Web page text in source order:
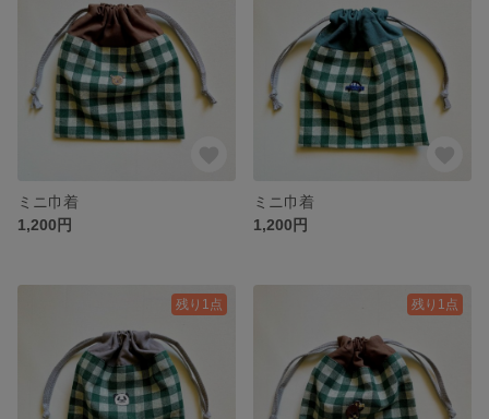
ミニ巾着
1,200円
ミニ巾着
1,200円
残り1点 残り1点